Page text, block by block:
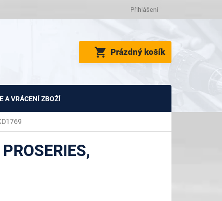
Přihlášení
NÁKUPNÍ
KOŠÍK
Prázdný košík
A VRÁCENÍ ZBOŽÍ